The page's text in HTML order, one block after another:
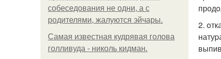
собеседования не одни, а с
родителями, жалуются эйчары.
Самая известная кудрявая голова
голливуда - николь кидман.
2.